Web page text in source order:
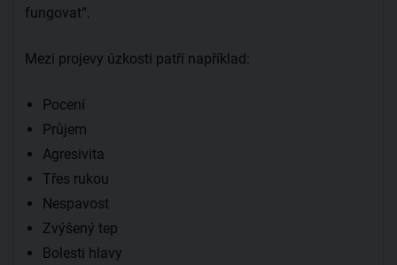
fungovat“.
Mezi projevy úzkosti patří například:
Pocení
Průjem
Agresivita
Třes rukou
Nespavost
Zvýšený tep
Bolesti hlavy